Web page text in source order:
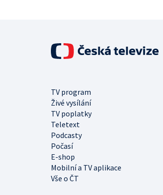
TV program
Živé vysílání
TV poplatky
Teletext
Podcasty
Počasí
E-shop
Mobilní a TV aplikace
Vše o ČT